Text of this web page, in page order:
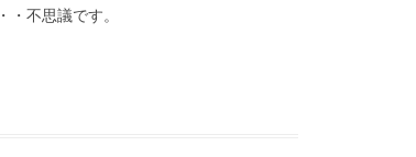
不思議です。